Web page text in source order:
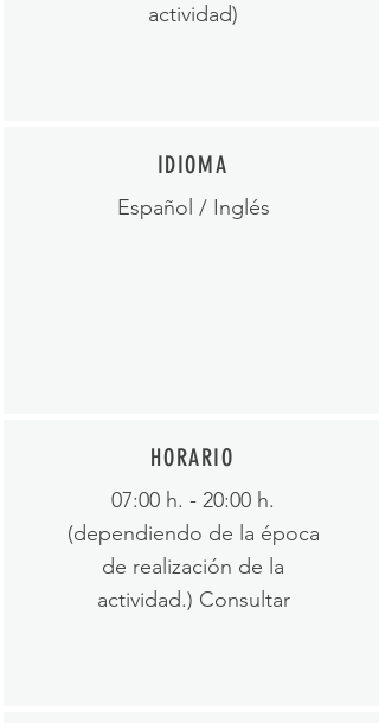
actividad)
IDIOMA
Español / Inglés
HORARIO
07:00 h. - 20:00 h.
(dependiendo de la época
de realización de la
actividad.) Consultar